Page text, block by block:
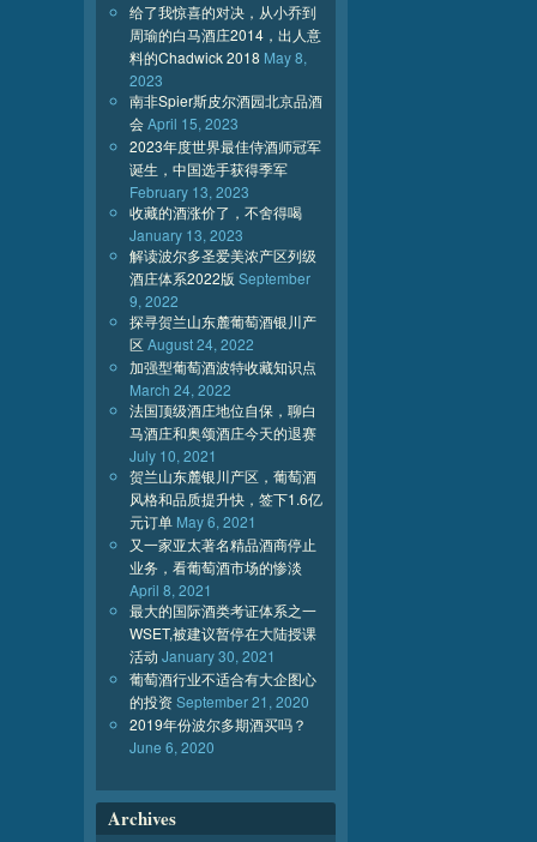
给了我惊喜的对决，从小乔到
周瑜的白马酒庄2014，出人意
料的Chadwick 2018 May 8,
2023
南非Spier斯皮尔酒园北京品酒
会April 15, 2023
2023年度世界最佳侍酒师冠军
诞生，中国选手获得季军
February 13, 2023
收藏的酒涨价了，不舍得喝
January 13, 2023
解读波尔多圣爱美浓产区列级
酒庄体系2022版 September
9, 2022
探寻贺兰山东麓葡萄酒银川产
区August 24, 2022
加强型葡萄酒波特收藏知识点
March 24, 2022
法国顶级酒庄地位自保，聊白
马酒庄和奥颂酒庄今天的退赛
July 10, 2021
贺兰山东麓银川产区，葡萄酒
风格和品质提升快，签下1.6亿
元订单 May 6, 2021
又一家亚太著名精品酒商停止
业务，看葡萄酒市场的惨淡
April 8, 2021
最大的国际酒类考证体系之一
WSET,被建议暂停在大陆授课
活动 January 30, 2021
葡萄酒行业不适合有大企图心
的投资September 21, 2020
2019年份波尔多期酒买吗？
June 6, 2020
Archives